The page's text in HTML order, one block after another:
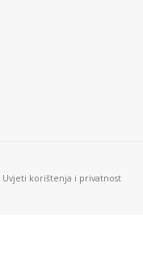
Uvjeti korištenja i privatnost